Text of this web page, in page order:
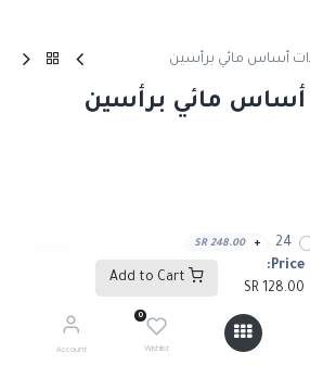
Price:
128.00
0
Wishlist
Account
ذات أساس مائي برأسين
أساس مائي برأسين
24
+
248.00
SR